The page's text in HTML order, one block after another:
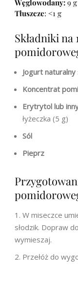
Węglowodany: 9 g
Tłuszcze: <1 g
Składniki
Jogurt naturalny
Koncentrat
Erytrytol lub
łyżeczka (5 g)
Sól
Pieprz
W miseczce
słodzik. Dopraw
wymieszaj.
Przełóż do